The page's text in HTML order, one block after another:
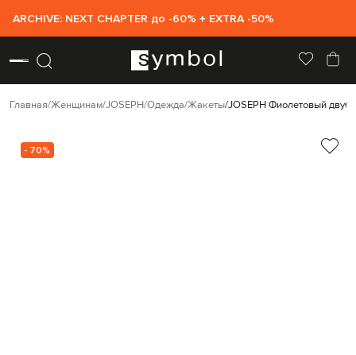
ARCHIVE: NEXT CHAPTER до -60% + EXTRA -50%
Главная Женщинам JOSEPH Одежда Жакеты JOSEPH Фиолетовый
- 70%